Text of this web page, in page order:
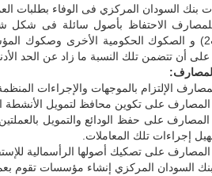
بنك السودان المركزي فى الوفاء بطلبات
الاحتفاظ بأصول سائلة فى شكل
على أن تتضمن تلك النسبة ما زاد عن الحد
الإلتزام بالموجهات والإجراءات
على تكوين محافظ لتمويل الأنشطة
على حفظ الودائع والتمويل بالعملتين
إجراءات تلك المعاملات.
على تصكيك أصولها الرأسمالية
السودان المركزي إنشاء مؤسسات تقوم